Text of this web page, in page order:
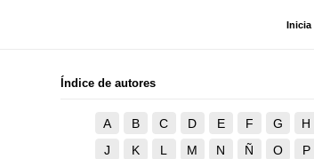
Inicia
Índice de autores
A B C D E F G H
J
K L M N Ñ O P